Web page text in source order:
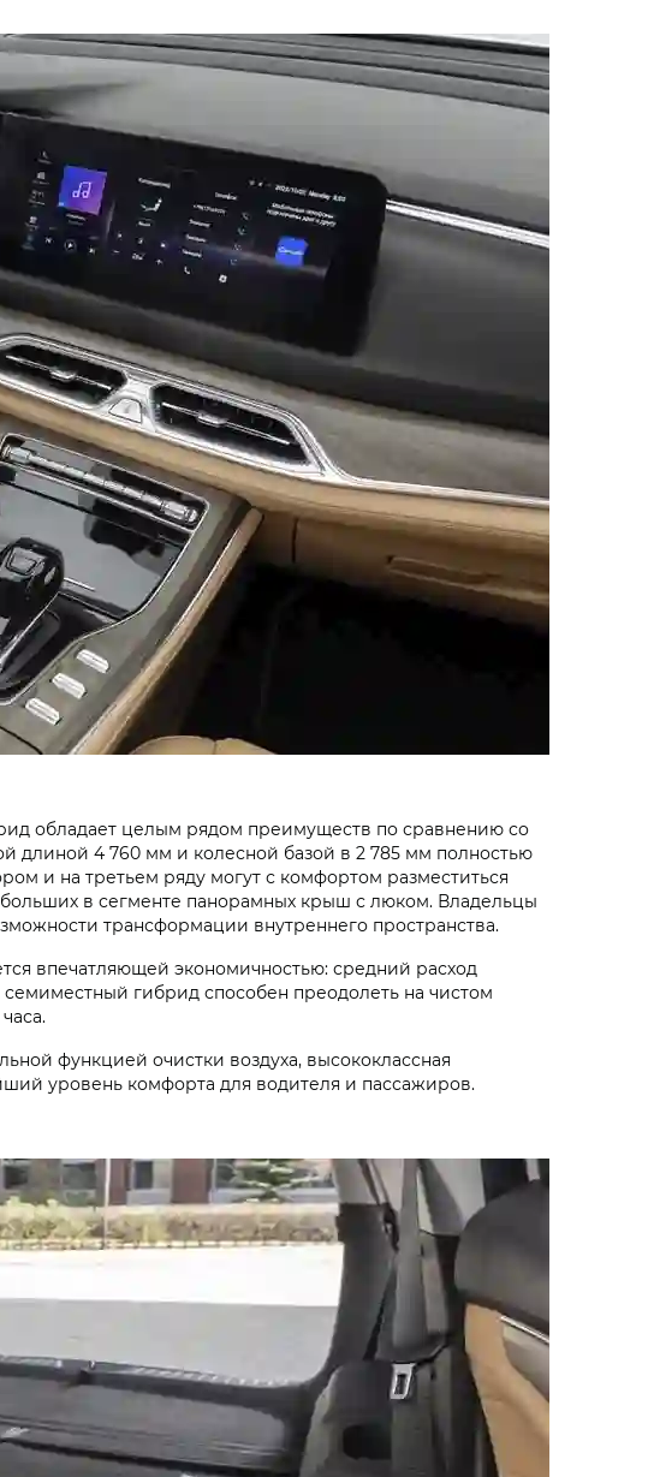
обладает целым рядом преимуществ по сравнению со
4 760 мм и колесной базой в 2 785 мм полностью
и на третьем ряду могут с комфортом разместиться
в сегменте панорамных крыш с люком. Владельцы
трансформации внутреннего пространства.
впечатляющей экономичностью: средний расход
семиместный гибрид способен преодолеть на чистом
функцией очистки воздуха, высококлассная
уровень комфорта для водителя и пассажиров.